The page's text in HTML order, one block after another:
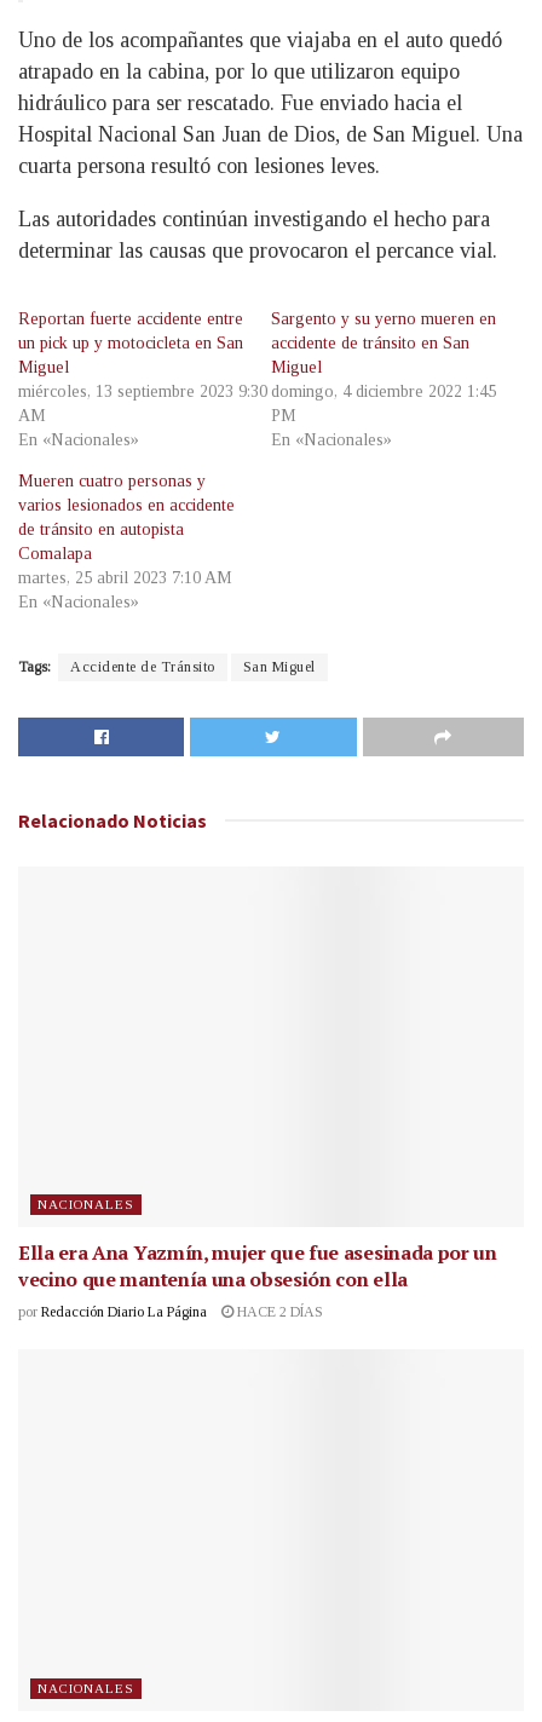
Uno de los acompañantes que viajaba en el auto quedó
atrapado en la cabina, por lo que utilizaron equipo
hidráulico para ser rescatado. Fue enviado hacia el
Hospital Nacional San Juan de Dios, de San Miguel. Una
cuarta persona resultó con lesiones leves.
Las autoridades continúan investigando el hecho para
determinar las causas que provocaron el percance vial.
Reportan fuerte accidente entre
un pick up y motocicleta en San
Miguel
miércoles, 13 septiembre 2023 9:30
AM
En «Nacionales»
Sargento y su yerno mueren en
accidente de tránsito en San
Miguel
domingo, 4 diciembre 2022 1:45
PM
En «Nacionales»
Mueren cuatro personas y
varios lesionados en accidente
de tránsito en autopista
Comalapa
martes, 25 abril 2023 7:10 AM
En «Nacionales»
Tags: Accidente de Tránsito San Miguel
Relacionado Noticias
NACIONALES
Ella era Ana Yazmín, mujer que fue asesinada por un
vecino que mantenía una obsesión con ella
por Redacción Diario La Página HACE 2 DÍAS
NACIONALES